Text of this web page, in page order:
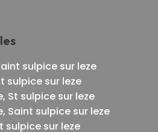
sulpice sur leze
sulpice sur leze
St sulpice sur leze
Saint sulpice sur leze
sulpice sur leze